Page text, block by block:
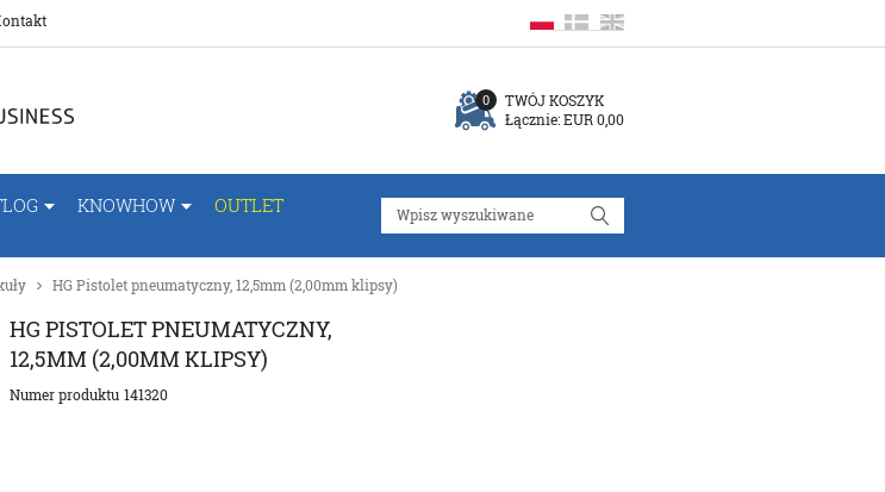
TWÓJ KOSZYK
0
Łącznie:EUR 0,00
KNOWHOW OUTLET
HG Pistolet pneumatyczny, 12,5mm (2,00mm klipsy)
HG PISTOLET PNEUMATYCZNY,
12,5MM (2,00MM KLIPSY)
Numer produktu 141320